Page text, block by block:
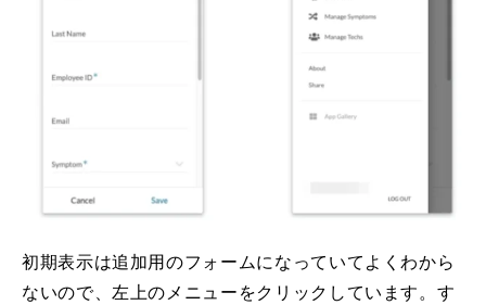
初期表示は追加用のフォームになっていてよくわから
ないので、左上のメニューをクリックしています。す